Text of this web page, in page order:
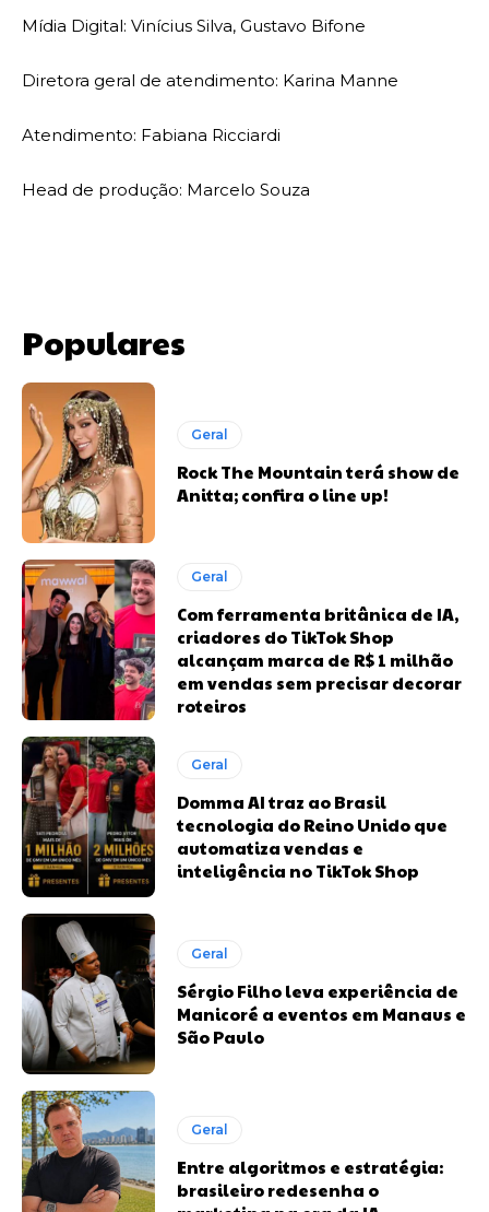
Mídia Digital: Vinícius Silva, Gustavo Bifone
Diretora geral de atendimento: Karina Manne
Atendimento: Fabiana Ricciardi
Head de produção: Marcelo Souza
Populares
Geral
Rock The Mountain terá show de
Anitta; confira o line up!
Geral
Com ferramenta britânica de IA,
criadores do TikTok Shop
alcançam marca de R$ 1 milhão
em vendas sem precisar decorar
roteiros
Geral
Domma AI traz ao Brasil
tecnologia do Reino Unido que
automatiza vendas e
inteligência no TikTok Shop
Geral
Sérgio Filho leva experiência de
Manicoré a eventos em Manaus e
São Paulo
Geral
Entre algoritmos e estratégia:
brasileiro redesenha o